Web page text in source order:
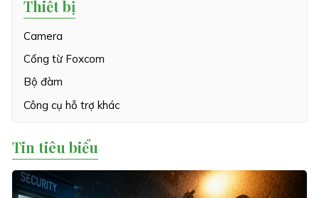
Thiết bị
Camera
Cổng từ Foxcom
Bộ đàm
Công cụ hỗ trợ khác
Tin tiêu biểu